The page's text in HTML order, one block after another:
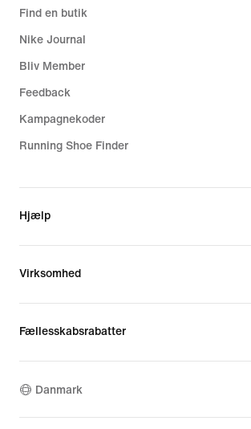
Find en butik
Nike Journal
Bliv Member
Feedback
Kampagnekoder
Running Shoe Finder
Hjælp
Virksomhed
Fællesskabsrabatter
Danmark